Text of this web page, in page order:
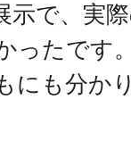
示で、実
ったです
にも分か